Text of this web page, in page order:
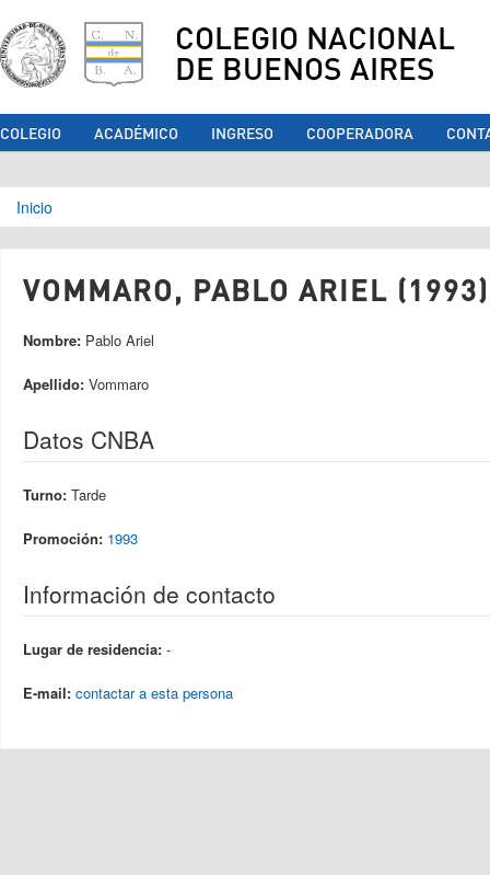
COLEGIO NACIONAL
DE BUENOS AIRES
COLEGIO ACADÉMICO INGRESO COOPERADORA
Se encuentra usted aquí
Inicio
VOMMARO, PABLO ARIEL (1993)
Nombre: Pablo Ariel
Apellido: Vommaro
Datos CNBA
Turno: Tarde
Promoción: 1993
Información de contacto
Lugar de residencia: -
E-mail: contactar a esta persona